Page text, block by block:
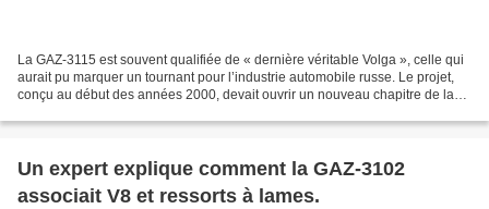
La GAZ-3115 est souvent qualifiée de « dernière véritable Volga », celle qui
aurait pu marquer un tournant pour l’industrie automobile russe. Le projet,
conçu au début des années 2000, devait ouvrir un nouveau chapitre de la
Un expert explique comment la GAZ-3102
associait V8 et ressorts à lames.